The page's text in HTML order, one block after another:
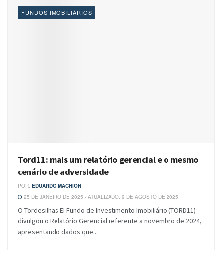
FUNDOS IMOBILIÁRIOS
Tord11: mais um relatório gerencial e o mesmo
cenário de adversidade
POR: EDUARDO MACHION
25 DE JANEIRO DE 2025 - ATUALIZADO: 9 DE AGOSTO DE 2025
O Tordesilhas EI Fundo de Investimento Imobiliário (TORD11)
divulgou o Relatório Gerencial referente a novembro de 2024,
apresentando dados que...